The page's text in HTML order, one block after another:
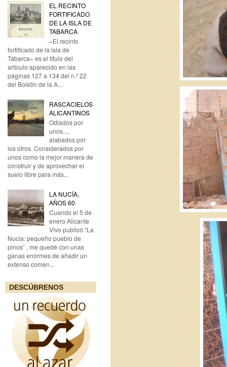
EL RECINTO
FORTIFICADO
DE LA ISLA DE
TABARCA
«El recinto
fortificado de la isla de
Tabarca» es el título del
artículo aparecido en las
páginas 127 a 134 del n.º 22
del Boletín de la A...
RASCACIELOS
ALICANTINOS
Odiados por
unos...,
alabados por
los otros. Considerados por
unos como la mejor manera de
construir y de aprovechar el
suelo libre para más...
LA NUCÍA,
AÑOS 60
Cuando el 5 de
enero Alicante
Vivo publicó “La
Nucía: pequeño pueblo de
pinos” , me quedé con unas
ganas enormes de añadir un
extenso comen...
DESCÚBRENOS